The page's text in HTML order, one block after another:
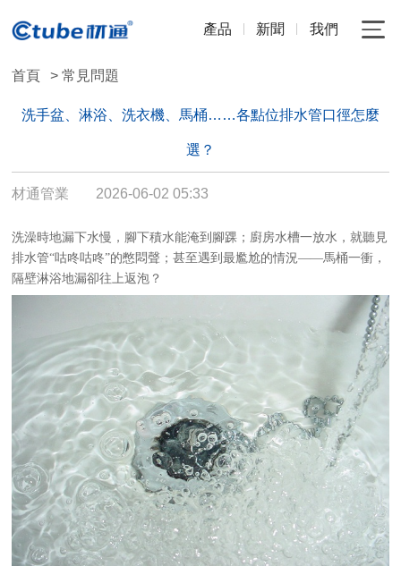
產品 新聞 我們
首頁 > 常見問題
洗手盆、淋浴、洗衣機、馬桶……各點位排水管口徑怎麼
選？
材通管業 2026-06-02 05:33
洗澡時地漏下水慢，腳下積水能淹到腳踝；廚房水槽一放水，就聽見
排水管“咕咚咕咚”的憋悶聲；甚至遇到最尷尬的情況——馬桶一衝，
隔壁淋浴地漏卻往上返泡？